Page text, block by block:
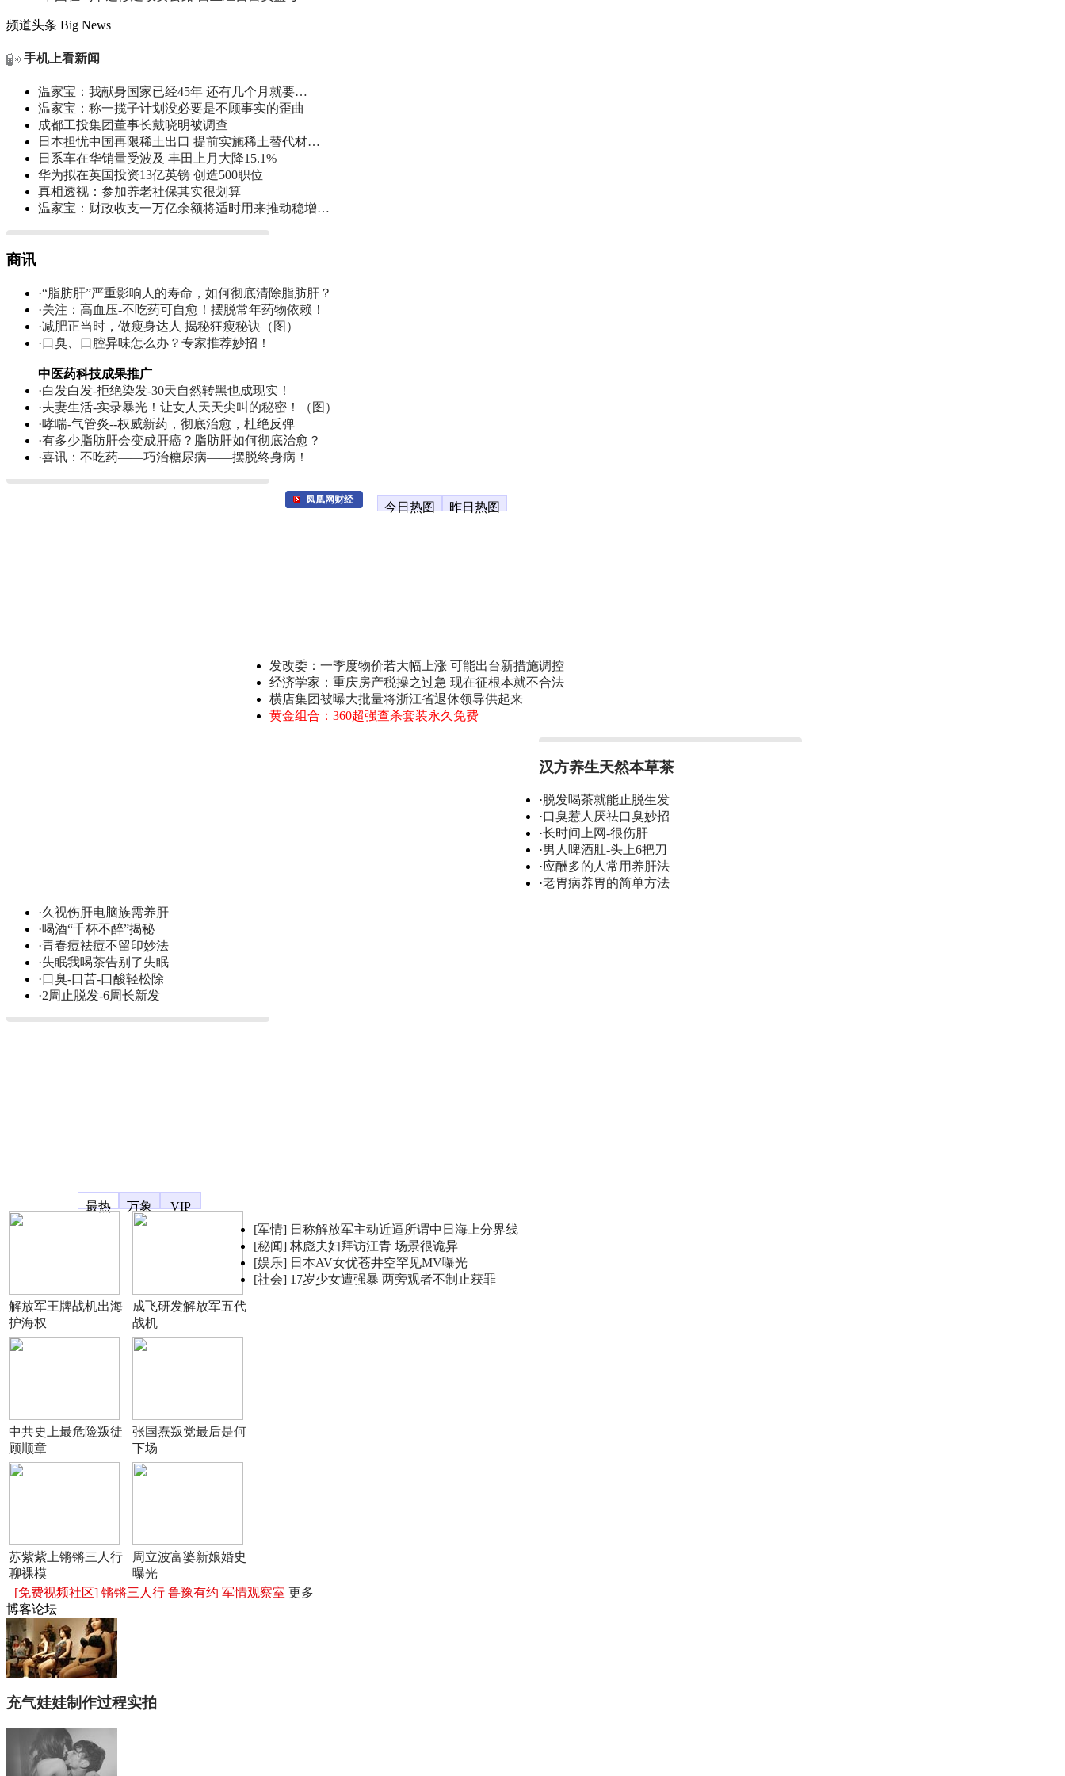
频道头条 Big News
手机上看新闻
温家宝：我献身国家已经45年 还有几个月就要…
温家宝：称一揽子计划没必要是不顾事实的歪曲
成都工投集团董事长戴晓明被调查
日本担忧中国再限稀土出口 提前实施稀土替代材…
日系车在华销量受波及 丰田上月大降15.1%
华为拟在英国投资13亿英镑 创造500职位
真相透视：参加养老社保其实很划算
温家宝：财政收支一万亿余额将适时用来推动稳增…
商讯
·“脂肪肝”严重影响人的寿命，如何彻底清除脂肪肝？
·关注：高血压-不吃药可自愈！摆脱常年药物依赖！
·减肥正当时，做瘦身达人 揭秘狂瘦秘诀（图）
·口臭、口腔异味怎么办？专家推荐妙招！
中医药科技成果推广
·白发白发-拒绝染发-30天自然转黑也成现实！
·夫妻生活-实录暴光！让女人天天尖叫的秘密！（图）
·哮喘-气管炎--权威新药，彻底治愈，杜绝反弹
·有多少脂肪肝会变成肝癌？脂肪肝如何彻底治愈？
·喜讯：不吃药——巧治糖尿病——摆脱终身病！
凤凰网财经
今日热图 昨日热图
发改委：一季度物价若大幅上涨 可能出台新措施调控
经济学家：重庆房产税操之过急 现在征根本就不合法
横店集团被曝大批量将浙江省退休领导供起来
黄金组合：360超强查杀套装永久免费
汉方养生天然本草茶
·脱发喝茶就能止脱生发
·口臭惹人厌祛口臭妙招
·长时间上网-很伤肝
·男人啤酒肚-头上6把刀
·应酬多的人常用养肝法
·老胃病养胃的简单方法
·久视伤肝电脑族需养肝
·喝酒“千杯不醉”揭秘
·青春痘祛痘不留印妙法
·失眠我喝茶告别了失眠
·口臭-口苦-口酸轻松除
·2周止脱发-6周长新发
最热
万象 VIP
解放军王牌战机出海
护海权
成飞研发解放军五代
战机
中共史上最危险叛徒
顾顺章
张国焘叛党最后是何
下场
苏紫紫上锵锵三人行
聊裸模
周立波富婆新娘婚史
曝光
[军情] 日称解放军主动近逼所谓中日海上分界线
[秘闻] 林彪夫妇拜访江青 场景很诡异
[娱乐] 日本AV女优苍井空罕见MV曝光
[社会] 17岁少女遭强暴 两旁观者不制止获罪
[免费视频社区] 锵锵三人行 鲁豫有约 军情观察室 更多
博客论坛
充气娃娃制作过程实拍